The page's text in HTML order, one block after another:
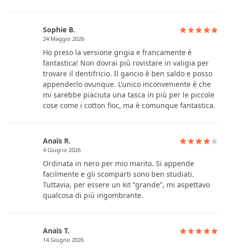
Sophie B.
24 Maggio 2026
Ho preso la versione grigia e francamente è
fantastica! Non dovrai più rovistare in valigia per
trovare il dentifricio. Il gancio è ben saldo e posso
appenderlo ovunque. L’unico inconveniente è che
mi sarebbe piaciuta una tasca in più per le piccole
cose come i cotton fioc, ma è comunque fantastica.
Anaïs R.
4 Giugno 2026
Ordinata in nero per mio marito. Si appende
facilmente e gli scomparti sono ben studiati.
Tuttavia, per essere un kit “grande”, mi aspettavo
qualcosa di più ingombrante.
Anaïs T.
14 Giugno 2026